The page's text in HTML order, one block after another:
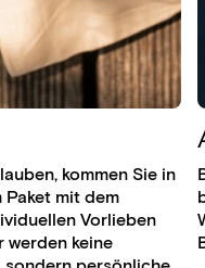
kommen Sie in
Paket mit dem
Vorlieben
werden keine